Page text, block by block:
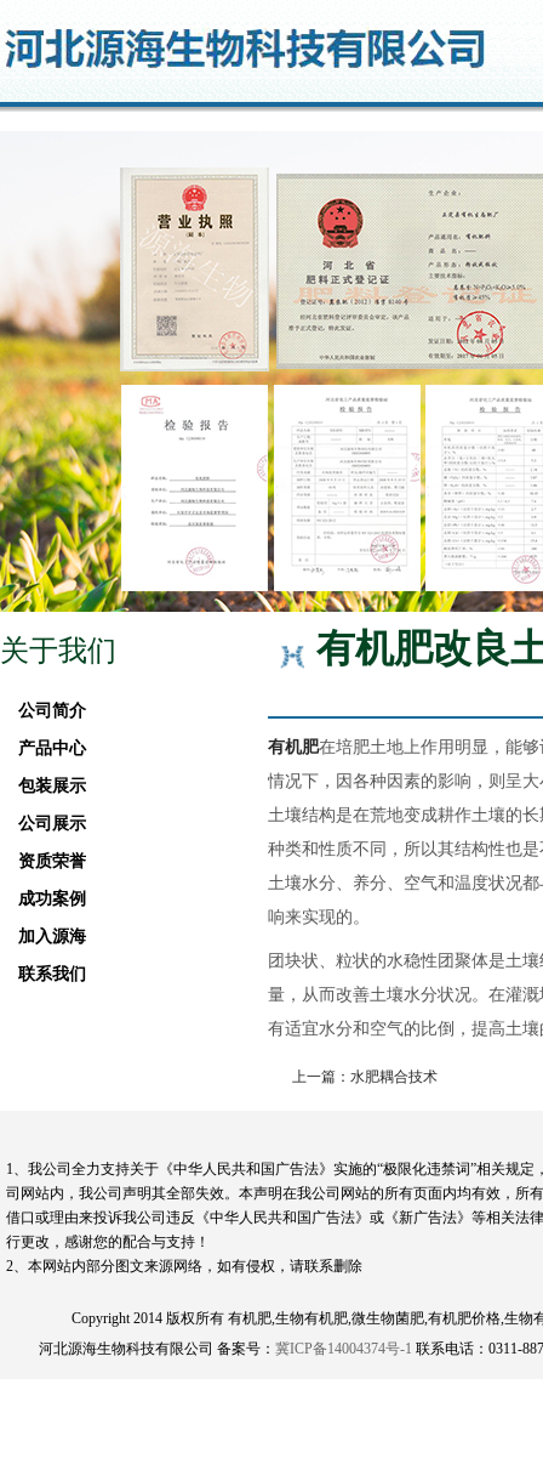
关于我们
公司简介
产品中心
包装展示
公司展示
资质荣誉
成功案例
加入源海
联系我们
有机肥改良
有机肥在培肥土地上作用明显，能
情况下，因各种因素的影响，则呈
土壤结构是在荒地变成耕作土壤的
种类和性质不同，所以其结构性也
土壤水分、养分、空气和温度状况
响来实现的。
团块状、粒状的水稳性团聚体是土
量，从而改善土壤水分状况。在灌
有适宜水分和空气的比倒，提高土
上一篇：水肥耦合技术
1、我公司全力支持关于《中华人民共和国广告法》实施的“极限化违禁词”相关规
司网站内，我公司声明其全部失效。本声明在我公司网站的所有页面内均有效，
借口或理由来投诉我公司违反《中华人民共和国广告法》或《新广告法》等相关
行更改，感谢您的配合与支持！
2、本网站内部分图文来源网络，如有侵权，请联系删除
Copyright 2014 版权所有 有机肥,生物有机肥,微生物菌肥,有机肥价格,生
河北源海生物科技有限公司 备案号： 冀ICP备14004374号-1 联系电话：0311-